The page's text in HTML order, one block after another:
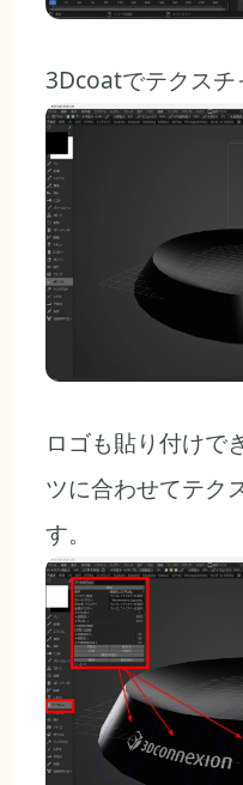
3Dcoatでテクスチ
ロゴも貼り付けで
ツに合わせてテク
す。